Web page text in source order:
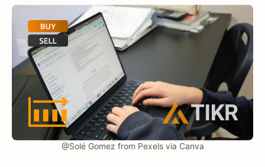
@Solé Gomez from Pexels via Canva